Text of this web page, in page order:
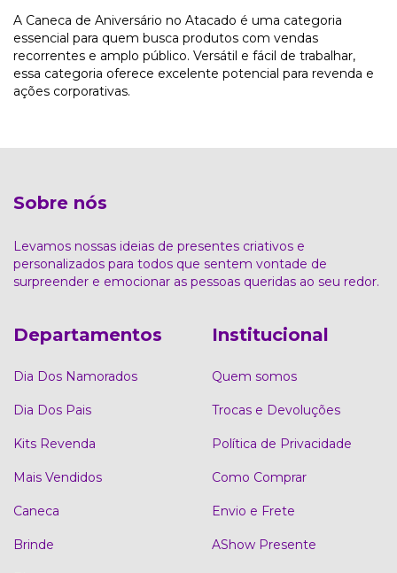
A Caneca de Aniversário no Atacado é uma categoria
essencial para quem busca produtos com vendas
recorrentes e amplo público. Versátil e fácil de trabalhar,
essa categoria oferece excelente potencial para revenda e
ações corporativas.
Sobre nós
Levamos nossas ideias de presentes criativos e
personalizados para todos que sentem vontade de
surpreender e emocionar as pessoas queridas ao seu redor.
Departamentos
Dia Dos Namorados
Dia Dos Pais
Kits Revenda
Mais Vendidos
Caneca
Brinde
Institucional
Quem somos
Trocas e Devoluções
Política de Privacidade
Como Comprar
Envio e Frete
AShow Presente